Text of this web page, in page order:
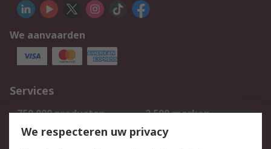
We aanvaarden
Services
750.000 producten
2.500 merken
Bestellen
Inkoopoplossingen
We respecteren uw privacy